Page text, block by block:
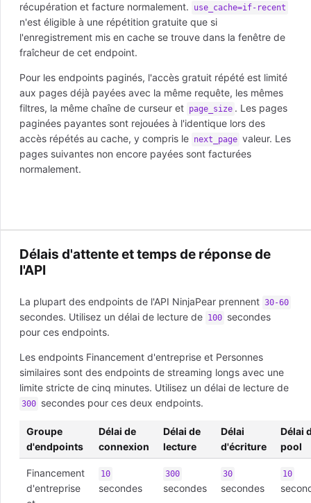
récupération et facture normalement.
use_cache=if-recent
n'est éligible à une répétition gratuite que si
l'enregistrement mis en cache se trouve dans la fenêtre de
fraîcheur de cet endpoint.
Pour les endpoints paginés, l'accès gratuit répété est limité
aux pages déjà payées avec la même requête, les mêmes
filtres, la même chaîne de curseur et page_size . Les pages
paginées payantes sont rejouées à l'identique lors des
accès répétés au cache, y compris le next_page valeur. Les
pages suivantes non encore payées sont facturées
normalement.
Délais d'attente et temps de réponse de
l'API
La plupart des endpoints de l'API NinjaPear prennent 30-60
secondes. Utilisez un délai de lecture de 100 secondes
pour ces endpoints.
Les endpoints Financement d'entreprise et Personnes
similaires sont des endpoints de streaming longs avec une
limite stricte de cinq minutes. Utilisez un délai de lecture de
300 secondes pour ces deux endpoints.
Groupe
d'endpoints
Délai de
connexion
Délai de
lecture
Délai
d'écriture
Délai
pool
Financement
d'entreprise
10
secondes
300
secondes
30
secondes
10